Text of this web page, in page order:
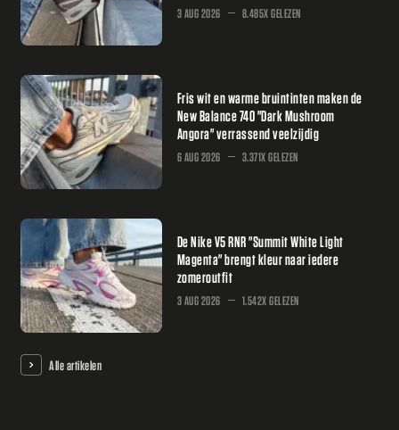
3 AUG 2026 8.485X GELEZEN
Fris wit en warme bruintinten maken de
New Balance 740 "Dark Mushroom
Angora" verrassend veelzijdig
6 AUG 2026 3.371X GELEZEN
De Nike V5 RNR "Summit White Light
Magenta" brengt kleur naar iedere
zomeroutfit
3 AUG 2026 1.542X GELEZEN
Alle artikelen